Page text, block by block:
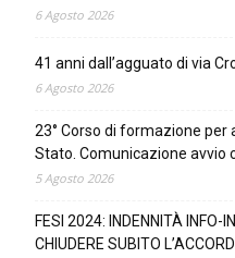
6 Agosto 2026
41 anni dall’agguato di via
6 Agosto 2026
23° Corso di formazione per
Stato. Comunicazione avvio
5 Agosto 2026
FESI 2024: INDENNITÀ INFO-
CHIUDERE SUBITO